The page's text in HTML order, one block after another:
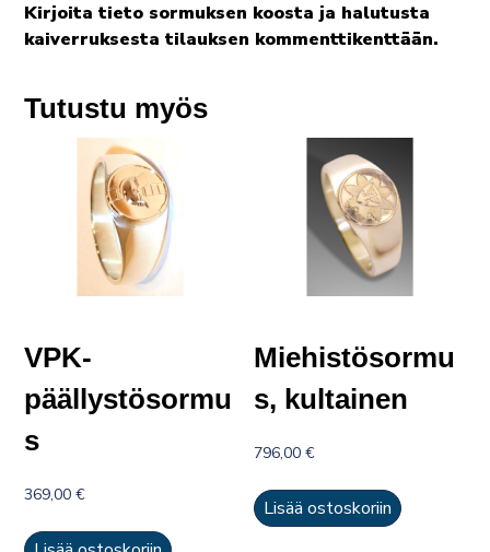
Kirjoita tieto sormuksen koosta ja halutusta
kaiverruksesta tilauksen kommenttikenttään.
Tutustu myös
VPK-
päällystösormu
s
369,00€
Miehistösormu
s, kultainen
796,00€
Lisää ostoskoriin